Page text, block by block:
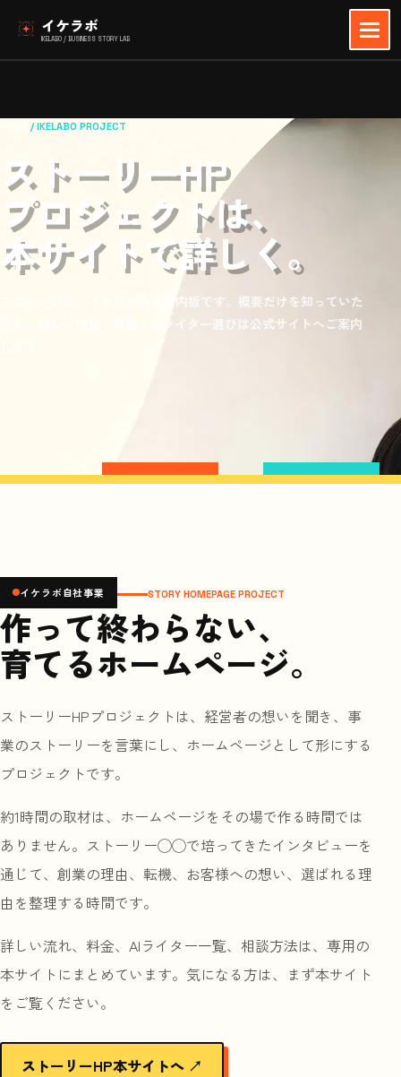
イケラボ
IKELABO / BUSINESS STORY LAB
/ IKELABO PROJECT
ストーリーHP
プロジェクトは、
本サイトで詳しく。
このページは、イケラボ内の案内板です。概要だけを知っていた
だき、詳しい内容・料金・AIライター選びは公式サイトへご案内
イケラボ自社事業 STORY HOMEPAGE PROJECT
作って終わらない、
育てるホームページ。
ストーリーHPプロジェクトは、経営者の想いを聞き、事
業のストーリーを言葉にし、ホームページとして形にする
プロジェクトです。
約1時間の取材は、ホームページをその場で作る時間では
ありません。ストーリー◯◯で培ってきたインタビューを
通じて、創業の理由、転機、お客様への想い、選ばれる理
由を整理する時間です。
詳しい流れ、料金、AIライター一覧、相談方法は、専用の
本サイトにまとめています。気になる方は、まず本サイト
をご覧ください。
ストーリーHP本サイトへ ↗